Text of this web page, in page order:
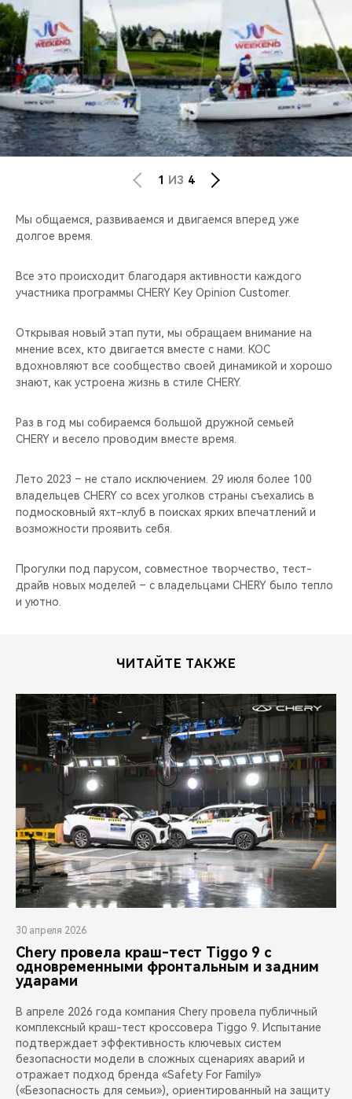
CHERY И СПОРТ
НАШИ МЕРОПРИЯТИЯ
ВИДЕООБЗОРЫ
1 ИЗ 4
Мы общаемся, развиваемся и двигаемся вперед уже
долгое время.
Все это происходит благодаря активности каждого
участника программы CHERY Key Opinion Customer.
Открывая новый этап пути, мы обращаем внимание на
мнение всех, кто двигается вместе с нами. KOC
вдохновляют все сообщество своей динамикой и хорошо
знают, как устроена жизнь в стиле CHERY.
Раз в год мы собираемся большой дружной семьей
CHERY и весело проводим вместе время.
Лето 2023 – не стало исключением. 29 июля более 100
владельцев CHERY со всех уголков страны съехались в
подмосковный яхт-клуб в поисках ярких впечатлений и
возможности проявить себя.
Прогулки под парусом, совместное творчество, тест-
драйв новых моделей – с владельцами CHERY было тепло
и уютно.
ЧИТАЙТЕ ТАКЖЕ
30 апреля 2026
Chery провела краш-тест Tiggo 9 с
одновременными фронтальным и задним
ударами
В апреле 2026 года компания Chery провела публичный
комплексный краш-тест кроссовера Tiggo 9. Испытание
подтверждает эффективность ключевых систем
безопасности модели в сложных сценариях аварий и
отражает подход бренда «Safety For Family»
(«Безопасность для семьи»), ориентированный на защиту